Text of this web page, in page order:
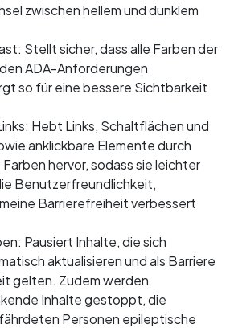
zwischen hellem und dunklem
Stellt sicher, dass alle Farben der
ADA-Anforderungen
so für eine bessere Sichtbarkeit
Hebt Links, Schaltflächen und
anklickbare Elemente durch
hervor, sodass sie leichter
Benutzerfreundlichkeit,
Barrierefreiheit verbessert
Pausiert Inhalte, die sich
aktualisieren und als Barriere
gelten. Zudem werden
Inhalte gestoppt, die
Personen epileptische